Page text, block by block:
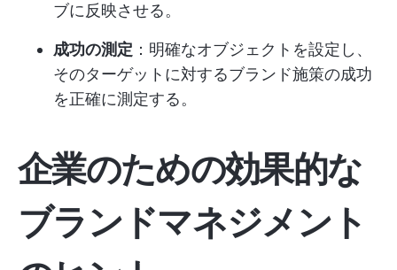
ブに反映させる。
成功の測定 ：明確なオブジェクトを設定し、
そのターゲットに対するブランド施策の成功
を正確に測定する。
企業のための効果的な
ブランドマネジメント